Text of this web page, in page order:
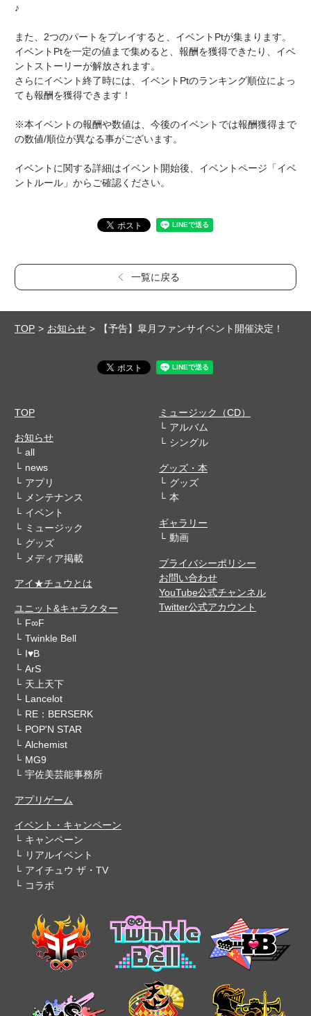
♪
また、2つのパートをプレイすると、イベントPtが集まります。
イベントPtを一定の値まで集めると、報酬を獲得できたり、イベ
ントストーリーが解放されます。
さらにイベント終了時には、イベントPtのランキング順位によっ
ても報酬を獲得できます！
※本イベントの報酬や数値は、今後のイベントでは報酬獲得まで
の数値/順位が異なる事がございます。
イベントに関する詳細はイベント開始後、イベントページ「イベ
ントルール」からご確認ください。
一覧に戻る
TOP お知らせ 【予告】皐月ファンサイベント開催決定！
TOP
お知らせ
all
news
アプリ
メンテナンス
イベント
ミュージック
グッズ
メディア掲載
アイ★チュウとは
ユニット&キャラクター
F∞F
Twinkle Bell
I♥B
ArS
天上天下
Lancelot
RE：BERSERK
POP'N STAR
Alchemist
MG9
宇佐美芸能事務所
アプリゲーム
イベント・キャンペーン
キャンペーン
リアルイベント
アイチュウ ザ・TV
コラボ
ミュージック（CD）
アルバム
シングル
グッズ・本
グッズ
本
ギャラリー
動画
プライバシーポリシー
お問い合わせ
YouTube公式チャンネル
Twitter公式アカウント